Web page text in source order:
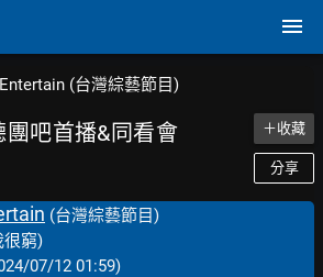
(台灣綜藝節目)
團吧首播&同看會 ＋收藏
分享
(台灣綜藝節目)
很窮)
07/12 01:59)